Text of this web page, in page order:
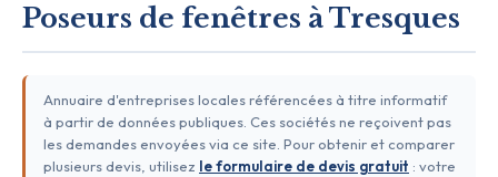
Poseurs de fenêtres à Tresques
Annuaire d'entreprises locales référencées à titre informatif
à partir de données publiques. Ces sociétés ne reçoivent pas
les demandes envoyées via ce site. Pour obtenir et comparer
plusieurs devis, utilisez le formulaire de devis gratuit : votre